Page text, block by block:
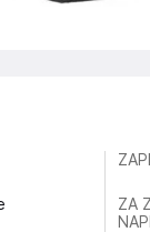
ZA